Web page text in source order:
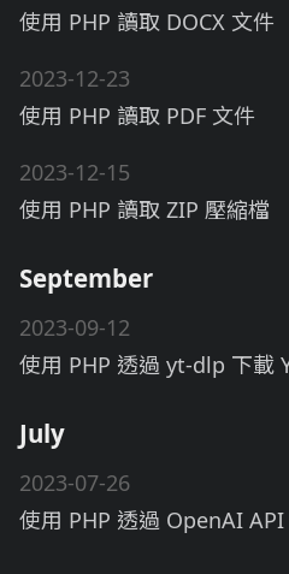
使用 PHP 讀取 DOCX 文件
2023-12-23
使用 PHP 讀取 PDF 文件
2023-12-15
使用 PHP 讀取 ZIP 壓縮檔
September
2023-09-12
使用 PHP 透過 yt-dlp 下載
July
2023-07-26
使用 PHP 透過 OpenAI